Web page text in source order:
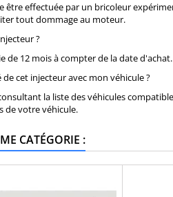
être effectuée par un bricoleur
tout dommage au moteur.
?
de 12 mois à compter de la date d'achat.
cet injecteur avec mon véhicule ?
la liste des véhicules
de votre véhicule.
CATÉGORIE :